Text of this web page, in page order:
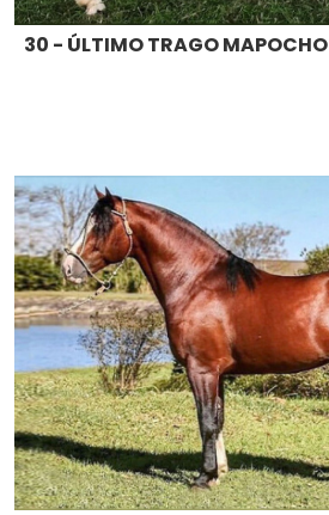
30 - ÚLTIMO TRAGO MAPOCHO